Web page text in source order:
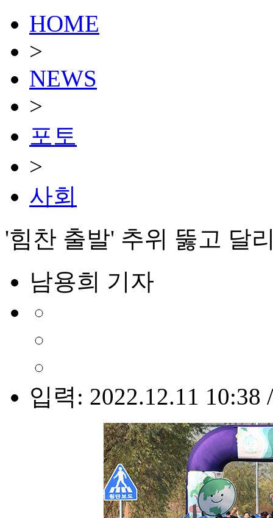
HOME
>
NEWS
>
포토
>
사회
'힘찬 출발' 추위 뚫고 달
남용희 기자
입력: 2022.12.11 10:38